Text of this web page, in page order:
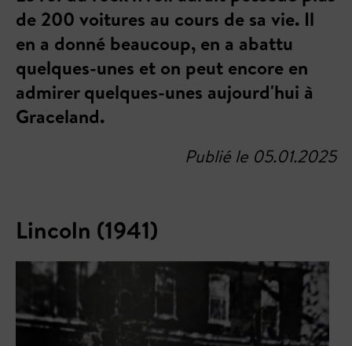
de 200 voitures au cours de sa vie. Il
en a donné beaucoup, en a abattu
quelques-unes et on peut encore en
admirer quelques-unes aujourd'hui à
Graceland.
Publié le 05.01.2025
Lincoln (1941)